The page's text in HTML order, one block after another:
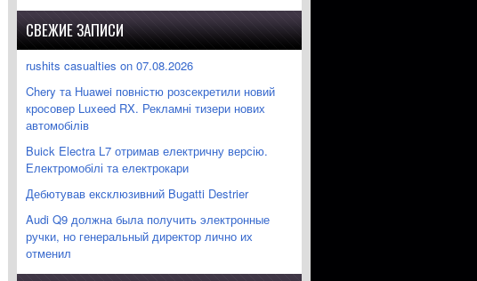
СВЕЖИЕ ЗАПИСИ
rushits casualties on 07.08.2026
Chery та Huawei повністю розсекретили новий
кросовер Luxeed RX. Рекламні тизери нових
автомобілів
Buick Electra L7 отримав електричну версію.
Електромобілі та електрокари
Дебютував ексклюзивний Bugatti Destrier
Audi Q9 должна была получить электронные
ручки, но генеральный директор лично их
отменил